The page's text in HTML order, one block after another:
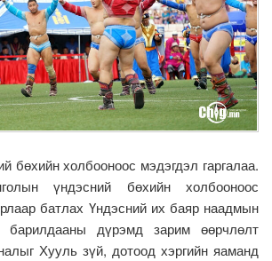
бөхийн холбооноос мэдэгдэл гаргалаа.
үндэсний бөхийн холбооноос
батлах Үндэсний их баяр наадмын
барилдааны дүрэмд зарим өөрчлөлт
Хууль зүй, дотоод хэргийн яаманд